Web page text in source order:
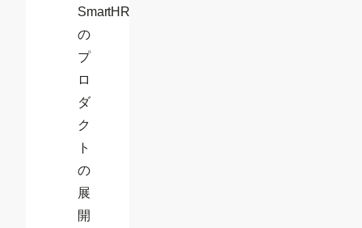
SmartHR
の
プ
ロ
ダ
ク
ト
の
展
開